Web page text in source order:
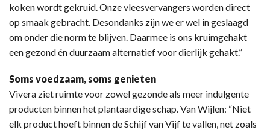
koken wordt gekruid. Onze vleesvervangers worden direct
op smaak gebracht. Desondanks zijn we er wel in geslaagd
om onder die norm te blijven. Daarmee is ons kruimgehakt
een gezond én duurzaam alternatief voor dierlijk gehakt.”
Soms voedzaam, soms genieten
Vivera ziet ruimte voor zowel gezonde als meer indulgente
producten binnen het plantaardige schap. Van Wijlen: “Niet
elk product hoeft binnen de Schijf van Vijf te vallen, net zoals